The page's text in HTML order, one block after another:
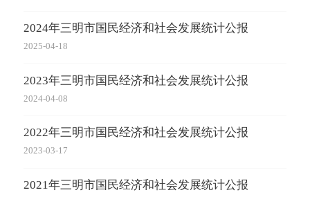
2024年三明市国民经济和社会发展统计公报
2025-04-18
2023年三明市国民经济和社会发展统计公报
2024-04-08
2022年三明市国民经济和社会发展统计公报
2023-03-17
2021年三明市国民经济和社会发展统计公报